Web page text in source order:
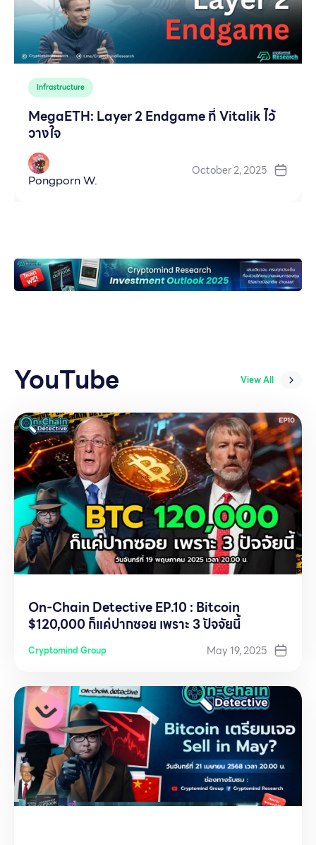
Infrastructure
MegaETH: Layer 2 Endgame ที่ Vitalik ไว้
วางใจ
Pongporn W.
October 2, 2025
YouTube View All
On-Chain Detective EP.10 : Bitcoin
$120,000 ก็แค่ปากซอย เพราะ 3 ปัจจัยนี้
Cryptomind Group May 19, 2025